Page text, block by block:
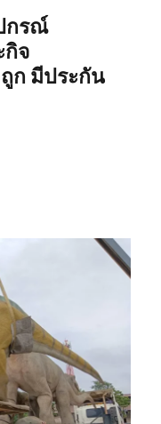
กรณ์
กิจ
ก มีประกัน